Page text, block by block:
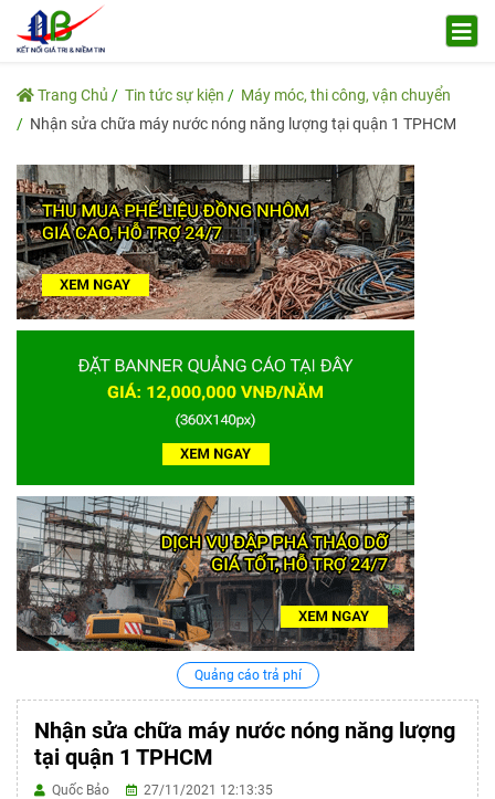
Trang Chủ Tin tức sự kiện
Máy móc, thi công, vận chuyển
Nhận sửa chữa máy nước nóng năng lượng tại quận 1 TPHCM
Quảng cáo trả phí
Nhận sửa chữa máy nước nóng năng lượng
tại quận 1 TPHCM
Quốc Bảo 27/11/2021 12:13:35